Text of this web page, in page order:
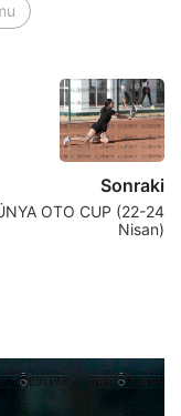
Sonraki
OTO CUP (22-24
Nisan)